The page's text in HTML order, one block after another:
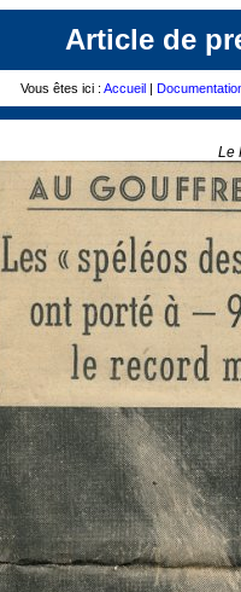
Article de
Vous êtes ici : Accueil |
Le